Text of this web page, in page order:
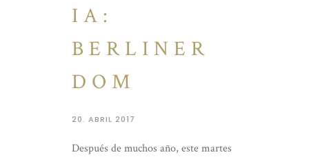
IA:
BERLINER
DOM
20. ABRIL 2017
Después de muchos año, este martes